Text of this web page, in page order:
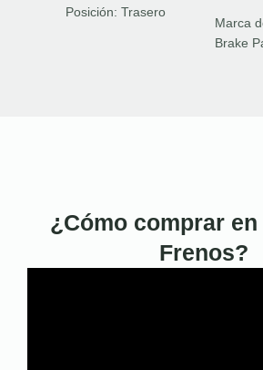
Posición: Trasero
Marca
Brake
¿Cómo comprar
Frenos?